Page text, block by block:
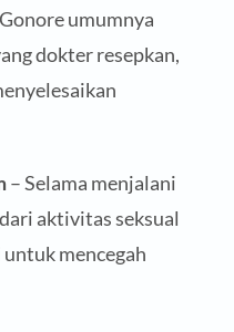
umumnya
dokter resepkan,
– Selama menjalani
aktivitas seksual
mencegah